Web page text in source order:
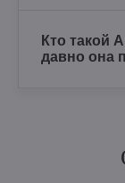
Кто такой
давно она